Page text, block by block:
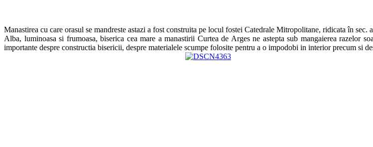
Manastirea cu care orasul se mandreste astazi a fost construita pe locul fostei Catedrale Mitropolitane, ridicata în
Alba, luminoasa si frumoasa, biserica cea mare a manastirii Curtea de Arges ne astepta sub mangaierea razelor
importante despre constructia bisericii, despre materialele scumpe folosite pentru a o impodobi in interior precum si